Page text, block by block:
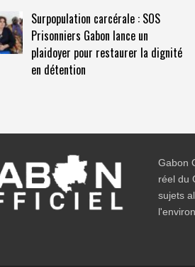
Surpopulation carcérale : SOS
Prisonniers Gabon lance un
plaidoyer pour restaurer la dignité
en détention
Gabon
réel du
sujets